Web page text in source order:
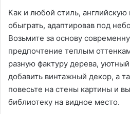
Как и любой стиль,
обыграть, адаптировав под
Возьмите за основу
предпочтение теплым
разную фактуру дерева,
добавить винтажный декор, а
повесьте на стены картины и
библиотеку на видное место.